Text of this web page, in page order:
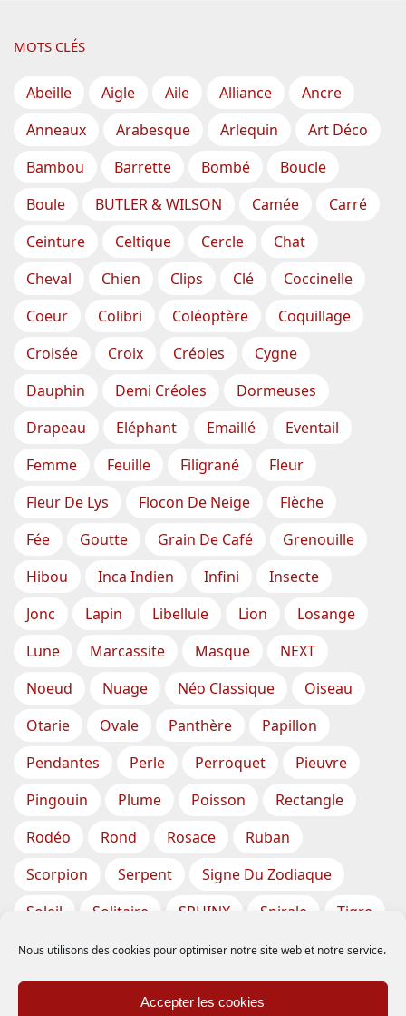
Nous utilisons des cookies pour optimiser notre site web et notre service.
Accepter les cookies
MOTS CLÉS
Abeille Aigle Aile Alliance
Ancre
Anneaux
Arabesque Arlequin
Art Déco
Bambou
Barrette Bombé
Boucle
Boule
BUTLER & WILSON Camée
Carré
Ceinture
Celtique Cercle
Chat
Cheval
Chien Clips Clé
Coccinelle
Coeur
Colibri Coléoptère
Coquillage
Croisée
Croix Créoles
Cygne
Dauphin
Demi Créoles
Dormeuses
Drapeau
Eléphant Emaillé
Eventail
Femme
Feuille Filigrané
Fleur
Fleur De Lys
Flocon De Neige
Flèche
Fée
Goutte Grain De Café
Grenouille
Hibou
Inca Indien Infini
Insecte
Jonc
Lapin Libellule Lion
Losange
Lune
Marcassite Masque
NEXT
Noeud
Nuage Néo Classique
Oiseau
Otarie
Ovale Panthère
Papillon
Pendantes
Perle Perroquet
Pieuvre
Pingouin
Plume Poisson
Rectangle
Rodéo
Rond Rosace
Ruban
Scorpion
Serpent
Signe Du Zodiaque
Soleil
Solitaire SPHINX Spirale
Tigre
Torsade
Tortue Train
Tresse
Triangle
Trèfle Tête Vase
Étoile